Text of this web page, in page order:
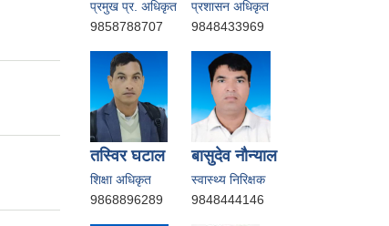
प्रमुख प्र. अधिकृत
9858788707
प्रशासन अधिकृत
9848433969
तस्विर घटाल
शिक्षा अधिकृत
9868896289
बासुदेव नाैन्याल
स्वास्थ्य निरिक्षक
9848444146